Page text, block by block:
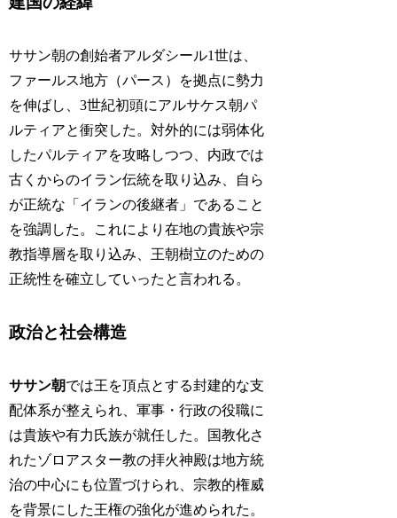
ササン朝の創始者アルダシール1世は、
ファールス地方（パース）を拠点に勢力
を伸ばし、3世紀初頭にアルサケス朝パ
ルティアと衝突した。対外的には弱体化
したパルティアを攻略しつつ、内政では
古くからのイラン伝統を取り込み、自ら
が正統な「イランの後継者」であること
を強調した。これにより在地の貴族や宗
教指導層を取り込み、王朝樹立のための
正統性を確立していったと言われる。
政治と社会構造
ササン朝では王を頂点とする封建的な支
配体系が整えられ、軍事・行政の役職に
は貴族や有力氏族が就任した。国教化さ
れたゾロアスター教の拝火神殿は地方統
治の中心にも位置づけられ、宗教的権威
を背景にした王権の強化が進められた。